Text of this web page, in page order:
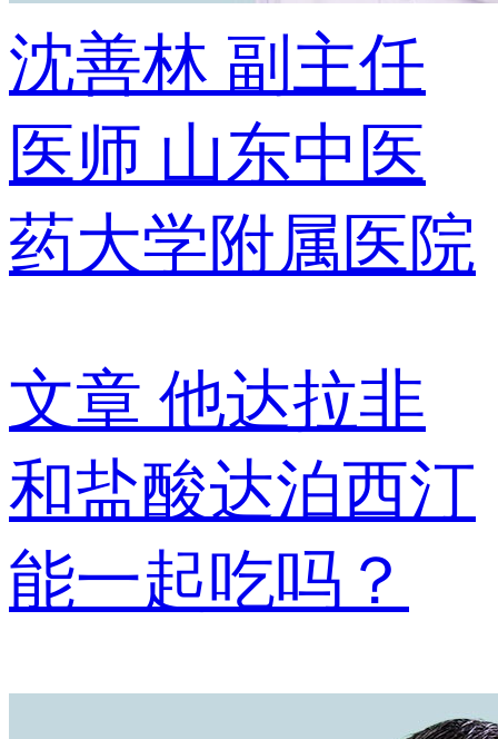
沈善林 副主任
医师 山东中医
药大学附属医院
文章 他达拉非
和盐酸达泊西汀
能一起吃吗？